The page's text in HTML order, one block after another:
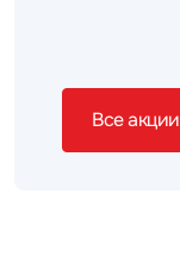
Все акции